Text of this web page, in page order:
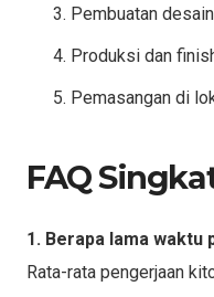
Pembuatan
Produksi dan
Pemasangan di
FAQ
1. Berapa lama
Rata-rata pengerjaan